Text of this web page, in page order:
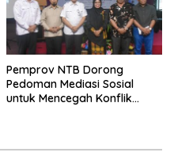
Pemprov NTB Dorong
Pedoman Mediasi Sosial
untuk Mencegah Konflik